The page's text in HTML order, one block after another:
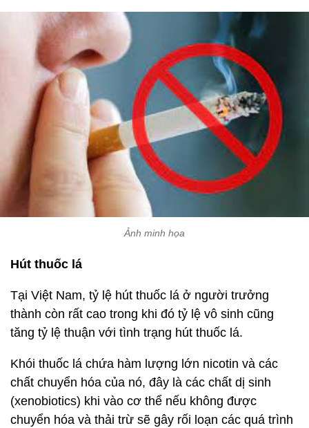
Ảnh minh họa
Hút thuốc lá
Tại Việt Nam, tỷ lệ hút thuốc lá ở người trưởng
thành còn rất cao trong khi đó tỷ lệ vô sinh cũng
tăng tỷ lệ thuận với tình trạng hút thuốc lá.
Khói thuốc lá chứa hàm lượng lớn nicotin và các
chất chuyển hóa của nó, đây là các chất dị sinh
(xenobiotics) khi vào cơ thể nếu không được
chuyển hóa và thải trừ sẽ gây rối loạn các quá trình